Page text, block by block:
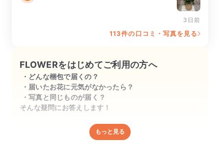
3日前
113件の口コミ・写真を見る
FLOWERをはじめてご利用の方へ
どんな梱包で届くの？
届いたお花に元気がなかったら？
写真と同じものが届く？
そんな疑問にお答えします！
どんな梱包で届くの？
もっと見る